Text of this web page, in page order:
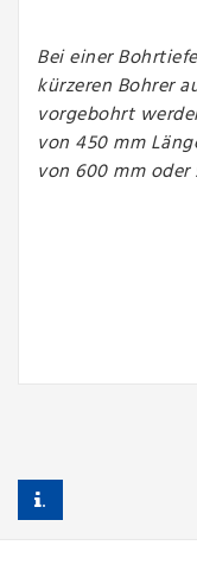
Bei einer
kürzeren Bohrer
vorgebohrt
von 450 mm
von 600 mm